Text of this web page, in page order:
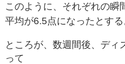
このように、それぞれの瞬
平均が6.5点になったとす
ところが、数週間後、ディ
って